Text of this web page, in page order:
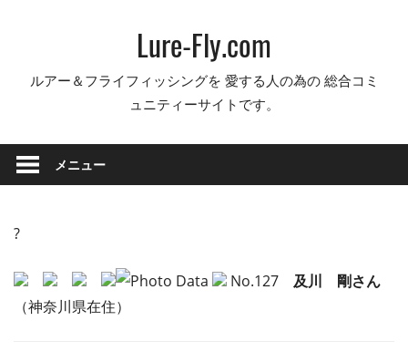
Lure-Fly.com
ルアー＆フライフィッシングを 愛する人の為の 総合コミ
ュニティーサイトです。
メニュー
?
No.127 及川 剛さん
（神奈川県在住）